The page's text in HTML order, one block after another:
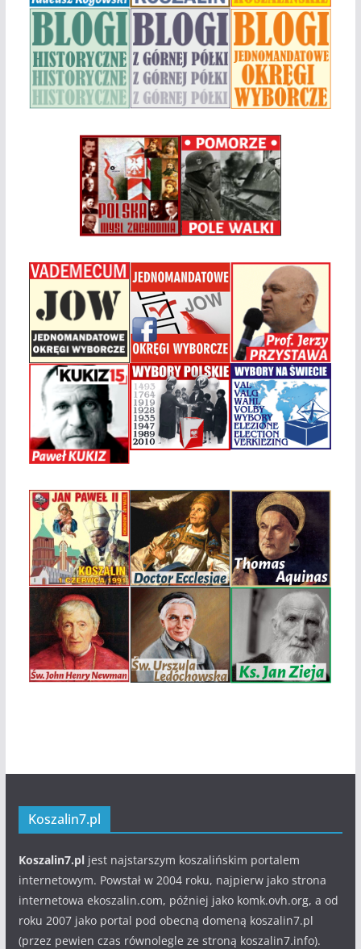
Koszalin7.pl
Koszalin7.pljest najstarszym koszalińskim portalem
internetowym. Powstał w 2004 roku, najpierw jako strona
internetowa ekoszalin.com, później jako komk.ovh.org, a od
roku 2007 jako portal pod obecną domeną koszalin7.pl
(przez pewien czas równolegle ze stroną koszalin7.info).